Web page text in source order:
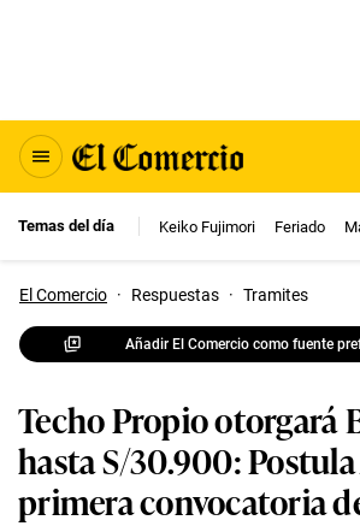
Temas del día Keiko Fujimori Feriado
El Comercio · Respuestas · Tramites
Añadir El Comercio como fuente
Techo Propio otorgará
hasta S/30.900: Postula
primera convocatoria